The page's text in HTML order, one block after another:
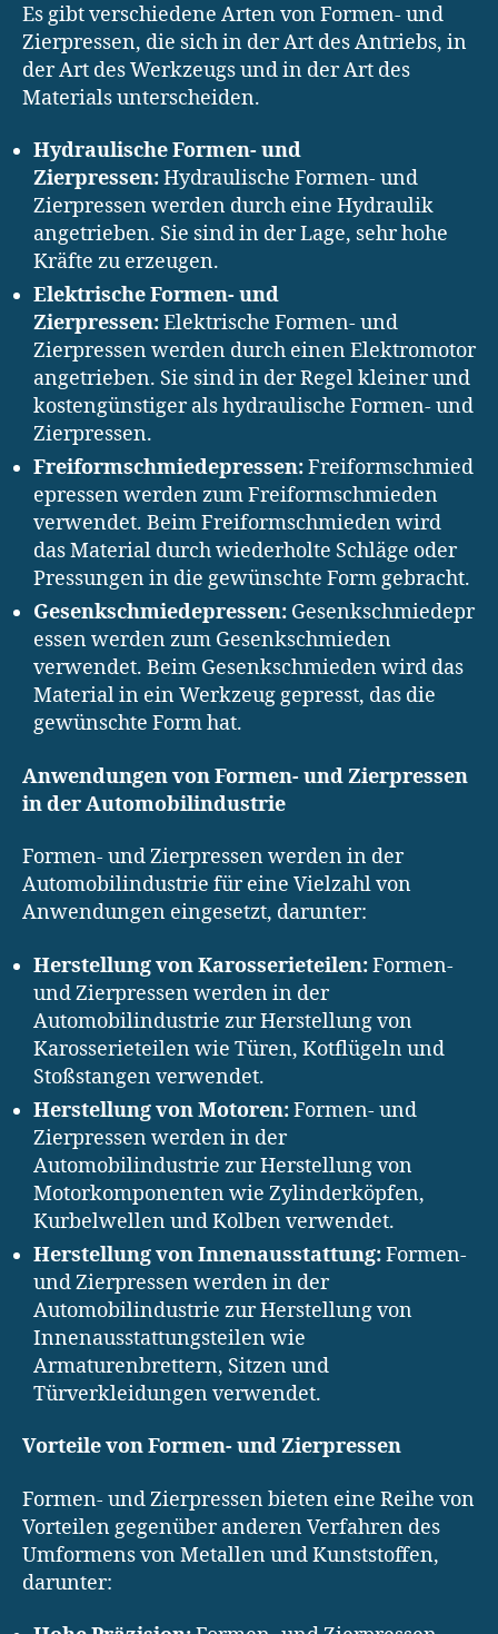
Es gibt verschiedene Arten von Formen- und
Zierpressen, die sich in der Art des Antriebs, in
der Art des Werkzeugs und in der Art des
Materials unterscheiden.
Hydraulische Formen- und
Zierpressen:Hydraulische Formen- und
Zierpressen werden durch eine Hydraulik
angetrieben. Sie sind in der Lage, sehr hohe
Kräfte zu erzeugen.
Elektrische Formen- und
Zierpressen:Elektrische Formen- und
Zierpressen werden durch einen Elektromotor
angetrieben. Sie sind in der Regel kleiner und
kostengünstiger als hydraulische Formen- und
Zierpressen.
Freiformschmiedepressen:Freiformschmied
epressen werden zum Freiformschmieden
verwendet. Beim Freiformschmieden wird
das Material durch wiederholte Schläge oder
Pressungen in die gewünschte Form gebracht.
Gesenkschmiedepressen: Gesenkschmiedepr
essen werden zum Gesenkschmieden
verwendet. Beim Gesenkschmieden wird das
Material in ein Werkzeug gepresst, das die
gewünschte Form hat.
Anwendungen von Formen- und Zierpressen
in der Automobilindustrie
Formen- und Zierpressen werden in der
Automobilindustrie für eine Vielzahl von
Anwendungen eingesetzt, darunter:
Herstellung von Karosserieteilen:Formen-
und Zierpressen werden in der
Automobilindustrie zur Herstellung von
Karosserieteilen wie Türen, Kotflügeln und
Stoßstangen verwendet.
Herstellung von Motoren:Formen- und
Zierpressen werden in der
Automobilindustrie zur Herstellung von
Motorkomponenten wie Zylinderköpfen,
Kurbelwellen und Kolben verwendet.
Herstellung von Innenausstattung:Formen-
und Zierpressen werden in der
Automobilindustrie zur Herstellung von
Innenausstattungsteilen wie
Armaturenbrettern, Sitzen und
Türverkleidungen verwendet.
Vorteile von Formen- und Zierpressen
Formen- und Zierpressen bieten eine Reihe von
Vorteilen gegenüber anderen Verfahren des
Umformens von Metallen und Kunststoffen,
darunter: